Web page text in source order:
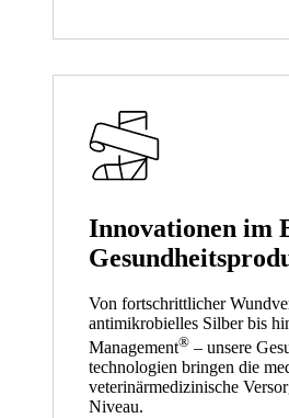
Innovationen im
Von fortschrittlicher
antimikrobielles Silber bis
Management® – unsere
technologien bringen die
veterinärmedizinische
Niveau.